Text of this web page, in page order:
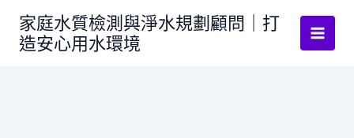
家庭水質檢測與淨水規劃顧問｜打
造安心用水環境